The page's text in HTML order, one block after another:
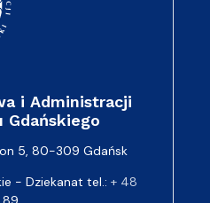
i Administracji
Gdańskiego
5, 80-309 Gdańsk
- Dziekanat tel.: + 48